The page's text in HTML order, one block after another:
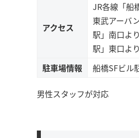
アクセス
JR各線「船
東武アーバ
駅」南口よ
駅」東口よ
駐車場情報
船橋SFビル
男性スタッフが対応